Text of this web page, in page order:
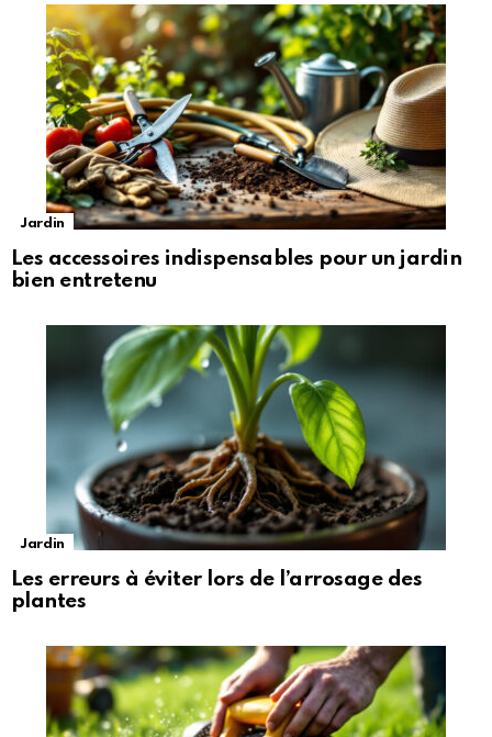
Jardin
Les accessoires indispensables pour un jardin
bien entretenu
Jardin
Les erreurs à éviter lors de l’arrosage des
plantes